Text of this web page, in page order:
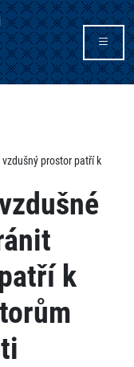
prostor patří k
k